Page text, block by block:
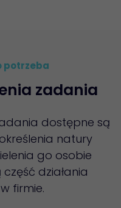
potrzeba
zadania
dostępne są
natury
go osobie
działania
firmie.